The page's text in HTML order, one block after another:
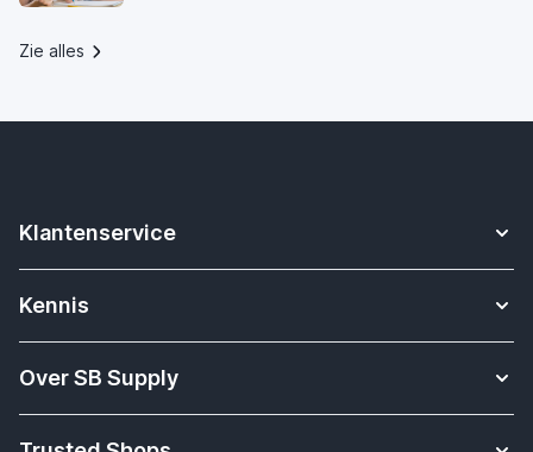
Zie alles
Klantenservice
Contact
Verzending & bezorging
Retouren
Kennis
Apple Watch bandjes kennisbank
Welke Apple iPad heb ik?
Over SB Supply
Over SB Supply